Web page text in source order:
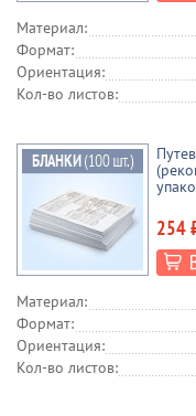
Материал:
Формат:
Ориентация:
Кол-во листов:
254
Материал:
Формат:
Ориентация:
Кол-во листов: